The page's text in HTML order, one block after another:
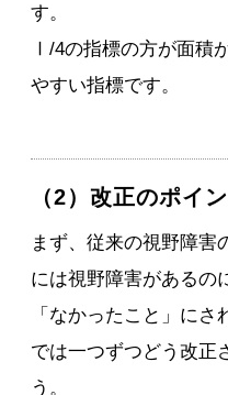
す。
Ⅰ/4の指標の方が面積
やすい指標です。
（2）改正のポイ
まず、従来の視野障害
には視野障害があるの
「なかったこと」に
では一つずつどう改正
う。